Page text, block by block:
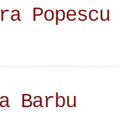
Popescu
Barbu